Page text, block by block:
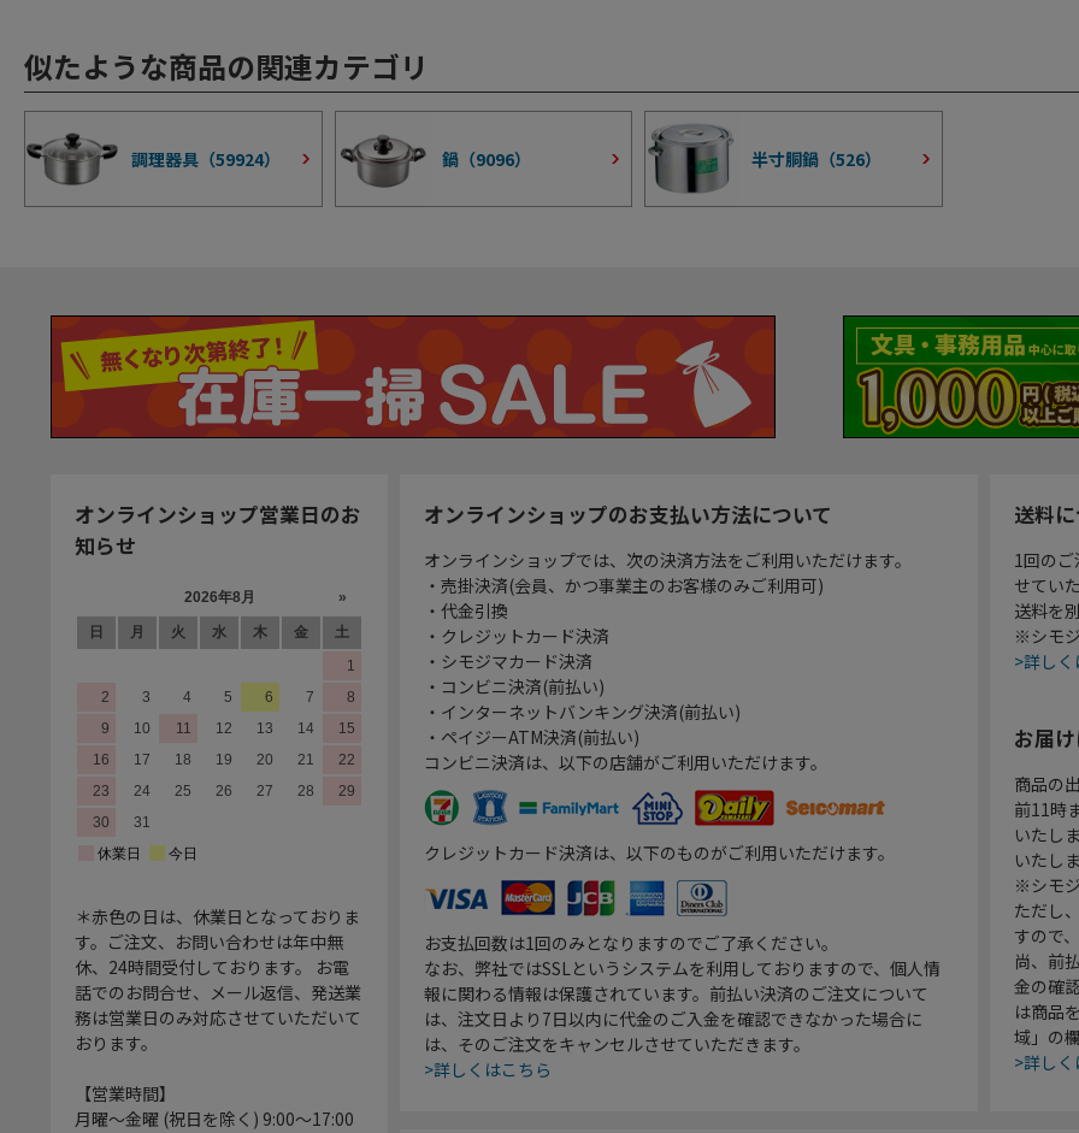
似たような商品の関連カテゴリ
調理器具（59924） 鍋（9096） 半寸胴鍋（526）
オンラインショップ営業日のお
知らせ
＊赤色の日は、休業日となっておりま
す。ご注文、お問い合わせは年中無
休、24時間受付しております。 お電
話でのお問合せ、メール返信、発送業
務は営業日のみ対応させていただいて
おります。
【営業時間】
月曜～金曜 (祝日を除く) 9:00～17:00
オンラインショップのお支払い方法について
オンラインショップでは、次の決済方法をご利用いただけます。
・売掛決済(会員、かつ事業主のお客様のみご利用可)
・代金引換
・クレジットカード決済
・シモジマカード決済
・コンビニ決済(前払い)
・インターネットバンキング決済(前払い)
・ペイジーATM決済(前払い)
コンビニ決済は、以下の店舗がご利用いただけます。
クレジットカード決済は、以下のものがご利用いただけます。
お支払回数は1回のみとなりますのでご了承ください。
なお、弊社ではSSLというシステムを利用しておりますので、個人情
報に関わる情報は保護されています。前払い決済のご注文について
は、注文日より7日以内に代金のご入金を確認できなかった場合に
は、そのご注文をキャンセルさせていただきます。
>詳しくはこちら
送料
1回の
せてい
送料を
※シモ
>詳し
お届
商品の
前11時
いたし
いたし
※シモ
ただし
すので
尚、前
金の確
は商品
域」の
>詳し